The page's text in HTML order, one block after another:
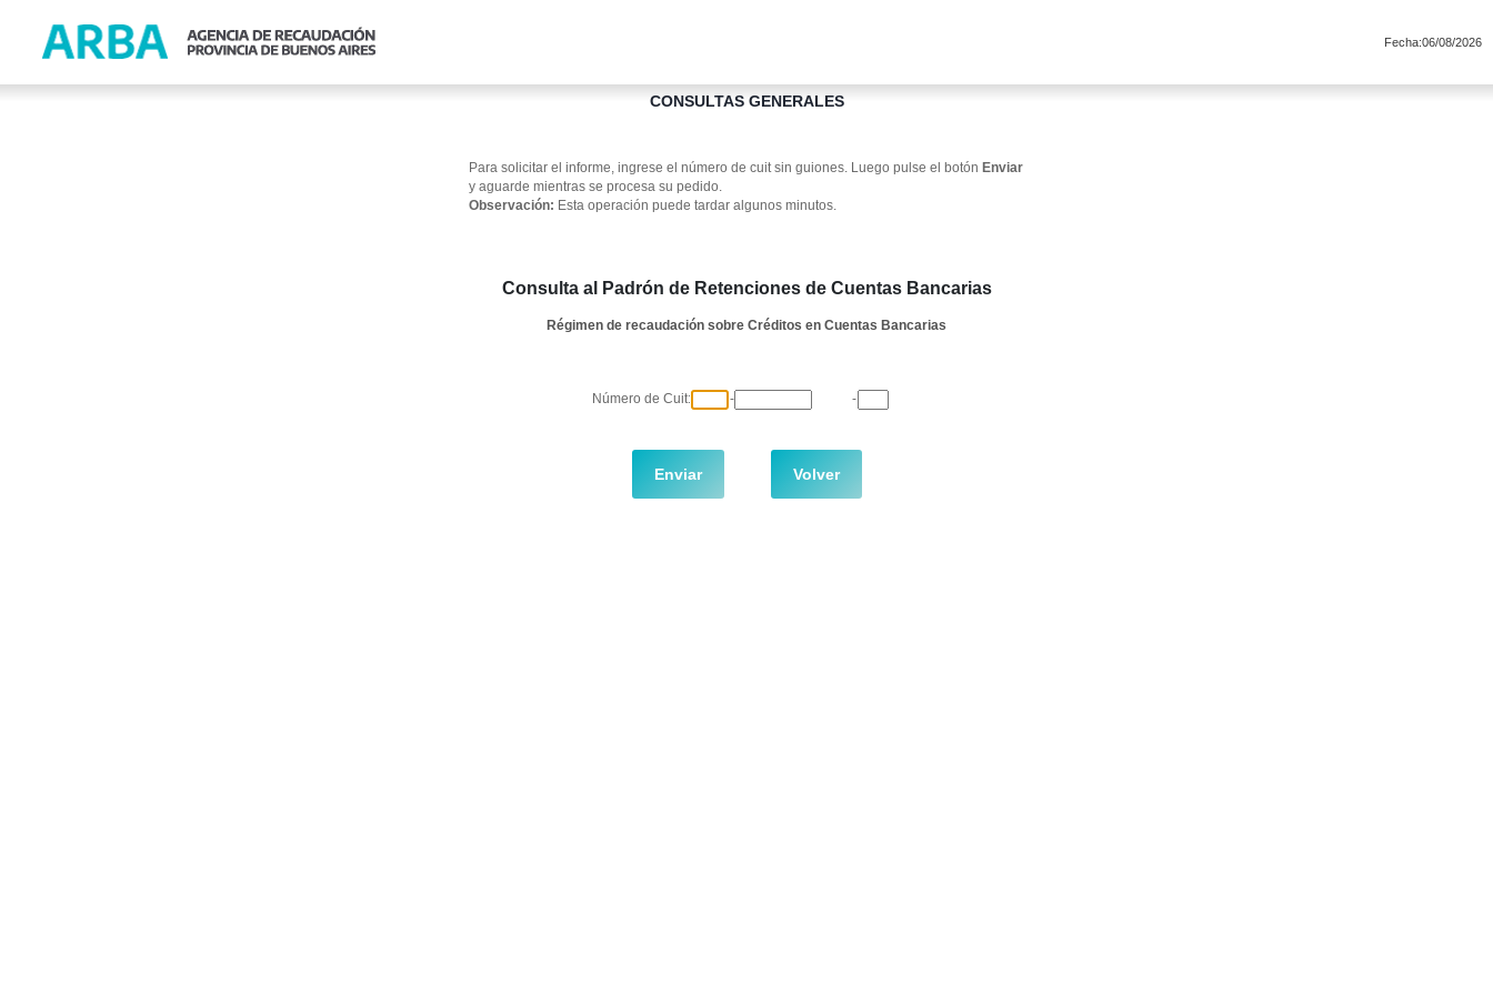
Fecha:06/08/2026
CONSULTAS GENERALES
Para solicitar el informe, ingrese el número de cuit sin guiones. Luego pulse el botón Enviar
y aguarde mientras se procesa su pedido.
Observación: Esta operación puede tardar algunos minutos.
Consulta al Padrón de Retenciones de Cuentas Bancarias
Régimen de recaudación sobre Créditos en Cuentas Bancarias
Número de Cuit: - -